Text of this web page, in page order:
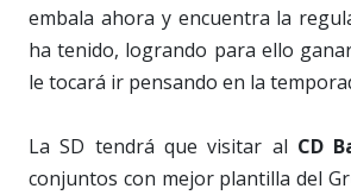
embala ahora y encuentra la
ha tenido, logrando para ello
le tocará ir pensando en la
La SD tendrá que visitar al CD
conjuntos con mejor plantilla del